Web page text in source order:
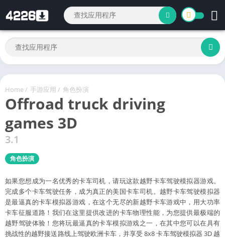
Home/ 手游应用 / 角色扮演
Offroad truck driving
games 3D
3.1
角色扮演
如果您想成为一名优秀的卡车司机，请玩这款越野卡车驾驶模拟器游戏。
完成多个卡车驾驶任务，成为真正的美国卡车司机。越野卡车驾驶模拟器
是最逼真的卡车模拟器游戏，在这个无尽的新越野卡车游戏中，用大功率
卡车征服道路！我们在这里提供改进的卡车物理性能，为您提供最极端的
越野驾驶体验！您将玩最逼真的卡车模拟游戏之一，在其中您可以在具有
挑战性的越野接送路线上驾驶欧洲卡车，并享受 8x8 卡车驾驶模拟器 3D 越